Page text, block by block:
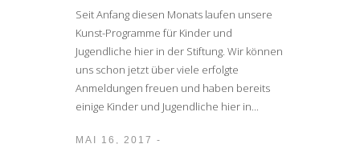
Seit Anfang diesen Monats laufen unsere
Kunst-Programme für Kinder und
Jugendliche hier in der Stiftung. Wir können
uns schon jetzt über viele erfolgte
Anmeldungen freuen und haben bereits
einige Kinder und Jugendliche hier in...
MAI 16, 2017 -